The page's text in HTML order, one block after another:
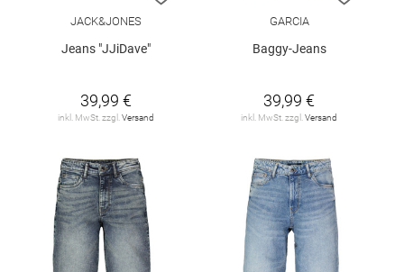
JACK&JONES
Jeans "JJiDave"
39,99 €
inkl. MwSt. zzgl. Versand
GARCIA
Baggy-Jeans
39,99 €
inkl. MwSt. zzgl. Versand